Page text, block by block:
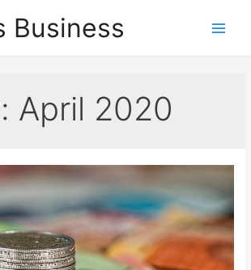
Business
April 2020